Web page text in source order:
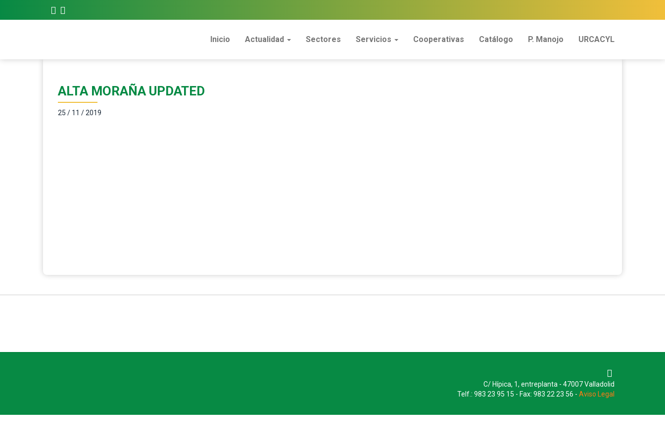
Inicio Actualidad Sectores Servicios Cooperativas Catálogo P. Manojo URCACYL
ALTA MORAÑA UPDATED
25 / 11 / 2019
C/ Hípica, 1, entreplanta - 47007 Valladolid
Telf.: 983 23 95 15 - Fax: 983 22 23 56 - Aviso Legal